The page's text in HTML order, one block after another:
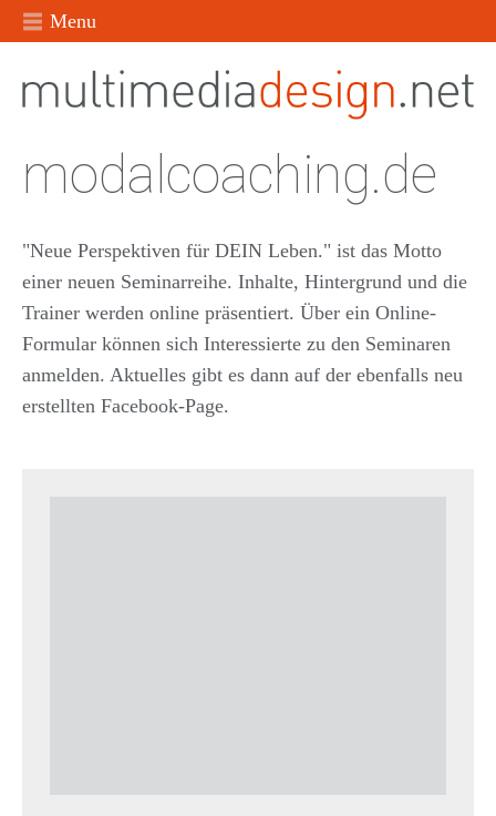
Menu
modalcoaching.de
"Neue Perspektiven für DEIN Leben." ist das Motto
einer neuen Seminarreihe. Inhalte, Hintergrund und die
Trainer werden online präsentiert. Über ein Online-
Formular können sich Interessierte zu den Seminaren
anmelden. Aktuelles gibt es dann auf der ebenfalls neu
erstellten Facebook-Page.